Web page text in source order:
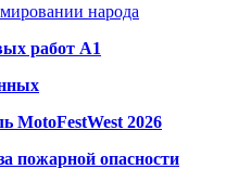
народа
работ A1
MotoFestWest 2026
пожарной опасности